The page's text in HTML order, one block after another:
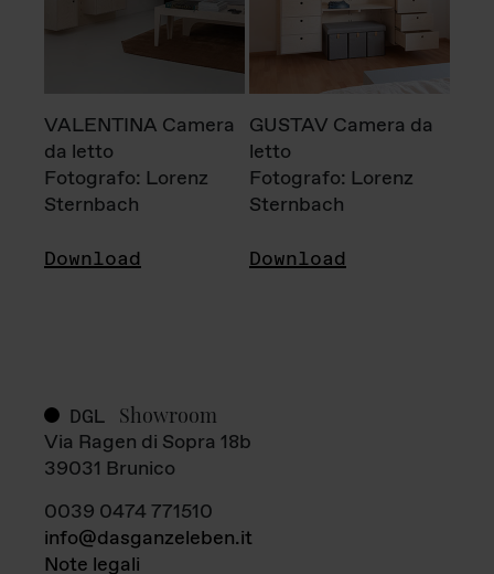
VALENTINA Camera
da letto
Fotografo: Lorenz
Sternbach
Download
GUSTAV Camera da
letto
Fotografo: Lorenz
Sternbach
Download
DGL Showroom
Via Ragen di Sopra 18b
39031 Brunico
0039 0474 771510
info@dasganzeleben.it
Note legali